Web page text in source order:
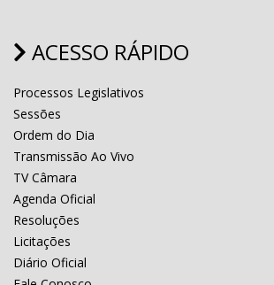
ACESSO RÁPIDO
Processos Legislativos
Sessões
Ordem do Dia
Transmissão Ao Vivo
TV Câmara
Agenda Oficial
Resoluções
Licitações
Diário Oficial